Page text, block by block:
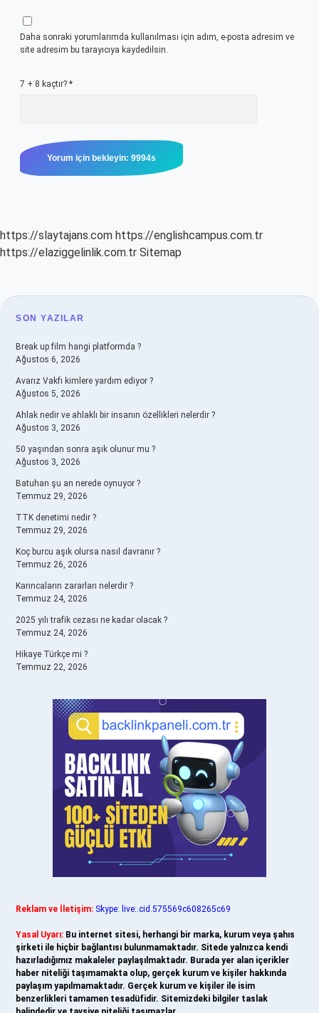
Daha sonraki yorumlarımda kullanılması için adım, e-posta adresim ve
site adresim bu tarayıcıya kaydedilsin.
7 + 8 kaçtır? *
https://slaytajans.com https://englishcampus.com.tr
https://elaziggelinlik.com.tr Sitemap
SIDEBAR
SON YAZILAR
Break up film hangi platformda ?
Ağustos 6, 2026
Avarız Vakfı kimlere yardım ediyor ?
Ağustos 5, 2026
Ahlak nedir ve ahlaklı bir insanın özellikleri nelerdir ?
Ağustos 3, 2026
50 yaşından sonra aşık olunur mu ?
Ağustos 3, 2026
Batuhan şu an nerede oynuyor ?
Temmuz 29, 2026
TTK denetimi nedir ?
Temmuz 29, 2026
Koç burcu aşık olursa nasıl davranır ?
Temmuz 26, 2026
Karıncaların zararları nelerdir ?
Temmuz 24, 2026
2025 yılı trafik cezası ne kadar olacak ?
Temmuz 24, 2026
Hikaye Türkçe mi ?
Temmuz 22, 2026
Reklam ve İletişim: Skype: live:.cid.575569c608265c69
Yasal Uyarı: Bu internet sitesi, herhangi bir marka, kurum veya şahıs
şirketi ile hiçbir bağlantısı bulunmamaktadır. Sitede yalnızca kendi
hazırladığımız makaleler paylaşılmaktadır. Burada yer alan içerikler
haber niteliği taşımamakta olup, gerçek kurum ve kişiler hakkında
paylaşım yapılmamaktadır. Gerçek kurum ve kişiler ile isim
benzerlikleri tamamen tesadüfidir. Sitemizdeki bilgiler taslak